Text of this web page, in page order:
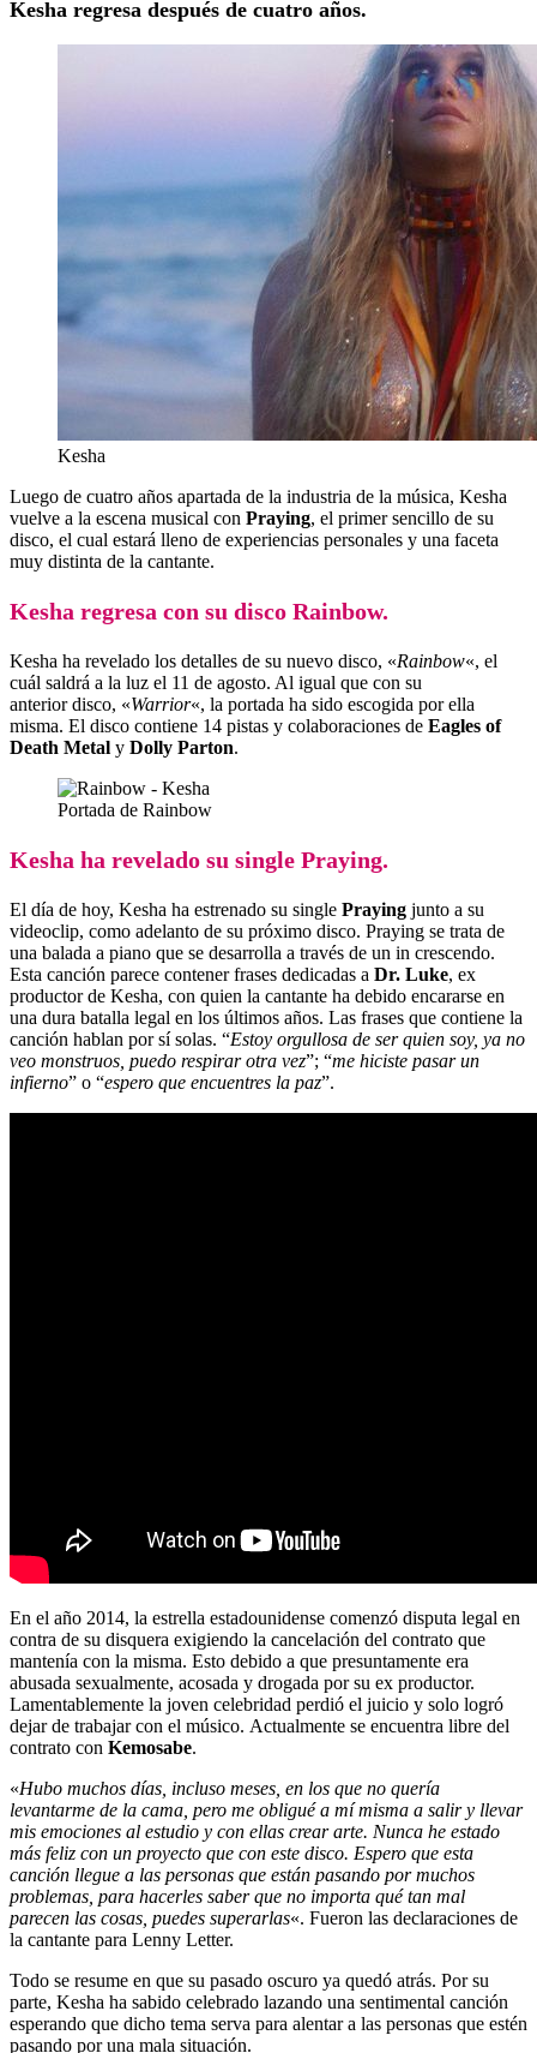
Kesha regresa después de cuatro años.
Kesha
Luego de cuatro años apartada de la industria de la música, Kesha
vuelve a la escena musical con Praying, el primer sencillo de su
disco, el cual estará lleno de experiencias personales y una faceta
muy distinta de la cantante.
Kesha regresa con su disco Rainbow.
Kesha ha revelado los detalles de su nuevo disco, «Rainbow«, el
cuál saldrá a la luz el 11 de agosto. Al igual que con su
anterior disco, «Warrior«, la portada ha sido escogida por ella
misma. El disco contiene 14 pistas y colaboraciones de Eagles of
Death Metal y Dolly Parton.
Portada de Rainbow
Kesha ha revelado su single Praying.
El día de hoy, Kesha ha estrenado su single Praying junto a su
videoclip, como adelanto de su próximo disco. Praying se trata de
una balada a piano que se desarrolla a través de un in crescendo.
Esta canción parece contener frases dedicadas a Dr. Luke, ex
productor de Kesha, con quien la cantante ha debido encararse en
una dura batalla legal en los últimos años. Las frases que contiene la
canción hablan por sí solas. “Estoy orgullosa de ser quien soy, ya no
veo monstruos, puedo respirar otra vez”; “me hiciste pasar un
infierno” o “espero que encuentres la paz”.
En el año 2014, la estrella estadounidense comenzó disputa legal en
contra de su disquera exigiendo la cancelación del contrato que
mantenía con la misma. Esto debido a que presuntamente era
abusada sexualmente, acosada y drogada por su ex productor.
Lamentablemente la joven celebridad perdió el juicio y solo logró
dejar de trabajar con el músico. Actualmente se encuentra libre del
contrato con Kemosabe.
«Hubo muchos días, incluso meses, en los que no quería
levantarme de la cama, pero me obligué a mí misma a salir y llevar
mis emociones al estudio y con ellas crear arte. Nunca he estado
más feliz con un proyecto que con este disco. Espero que esta
canción llegue a las personas que están pasando por muchos
problemas, para hacerles saber que no importa qué tan mal
parecen las cosas, puedes superarlas«. Fueron las declaraciones de
la cantante para Lenny Letter.
Todo se resume en que su pasado oscuro ya quedó atrás. Por su
parte, Kesha ha sabido celebrado lazando una sentimental canción
esperando que dicho tema serva para alentar a las personas que estén
pasando por una mala situación.